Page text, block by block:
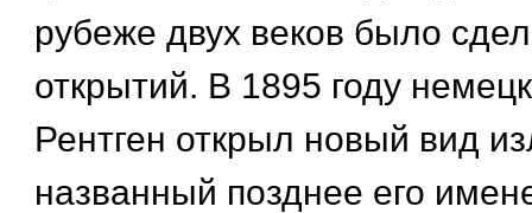
рубеже двух веков было
открытий. В 1895 году
Рентген открыл новый вид
названный позднее его